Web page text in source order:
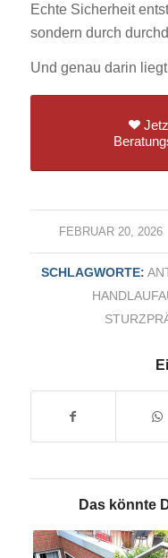
Echte Sicherheit
sondern durch
Und genau darin
FEBRUAR 20, 2026
/
SCHLAGWORTE:
Das könnte